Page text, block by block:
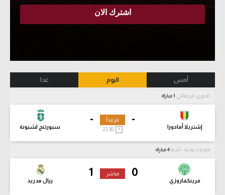
أمس اليوم غدا
الدوري البرتغالي
-
إشتريلا أمادورا
-
سبورتنج لشبونة
لم تبدأ
مباريات ودية - أندية
0
فرينكفاروزي
1
ريال مدريد
مباشر